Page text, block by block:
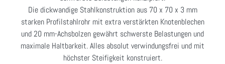
Die dickwandige Stahlkonstruktion aus 70 x 70 x 3 mm
starken Profilstahlrohr mit extra verstärkten Knotenblechen
und 20 mm-Achsbolzen gewährt schwerste Belastungen und
maximale Haltbarkeit. Alles absolut verwindungsfrei und mit
höchster Steifigkeit konstruiert.